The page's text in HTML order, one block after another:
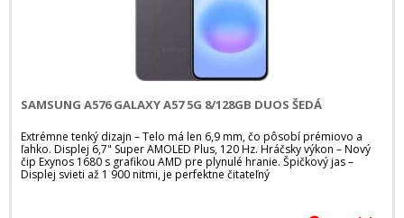
SAMSUNG A576 GALAXY A57 5G 8/128GB DUOS ŠEDÁ
Extrémne tenký dizajn – Telo má len 6,9 mm, čo pôsobí prémiovo a
ľahko. Displej 6,7" Super AMOLED Plus, 120 Hz. Hráčsky výkon – Nový
čip Exynos 1680 s grafikou AMD pre plynulé hranie. Špičkový jas –
Displej svieti až 1 900 nitmi, je perfektne čitateľný